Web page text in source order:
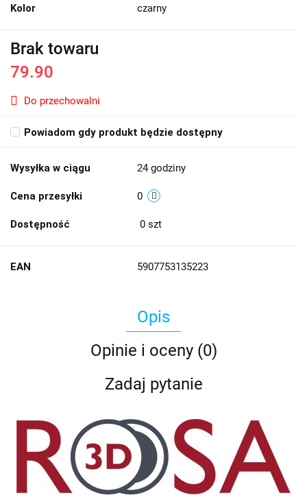
Kolor czarny
Brak towaru
79.90
Do przechowalni
Powiadom gdy produkt będzie dostępny
Wysyłka w ciągu 24 godziny
Cena przesyłki 0
Dostępność 0 szt
EAN 5907753135223
Opis
Opinie i oceny (0)
Zadaj pytanie